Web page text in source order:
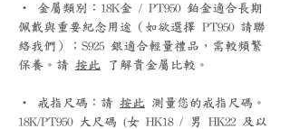
‧ 金屬類別：18K金 / PT950 鉑金適合長期
佩戴與重要紀念用途（如欲選擇 PT950 請聯
絡我們）；S925 銀適合輕量禮品，需較頻繁
保養。請 按此 了解貴金屬比較。
‧ 戒指尺碼：請 按此 測量您的戒指尺碼。
18K/PT950 大尺碼 (女 HK18 / 男 HK22 及以